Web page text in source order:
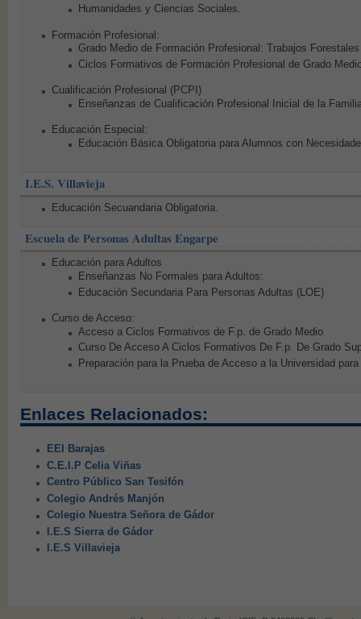
Humanidades y Ciencias Sociales.
Formación Profesional:
Grado Medio de Formación Profesional: Trabajos
Ciclos Formativos de Formación Profesional de Grado
Cualificación Profesional (PCPI)
Enseñanzas de Cualificación Profesional Inicial de la
Educación Especial:
Educación Básica Obligatoria para Alumnos con
I.E.S. Villavieja
Educación Secuandaria Obligatoria.
Escuela de Personas Adultas Engarpe
Educación para Adultos
Enseñanzas No Formales para Adultos:
Educación Secundaria Para Personas Adultas (LOE)
Curso de Acceso:
Acceso a Ciclos Formativos de F.p. de Grado Medio
Curso De Acceso A Ciclos Formativos De F.p. De Grado
Preparación para la Prueba de Acceso a la Universidad
Enlaces Relacionados:
EEI Barajas
C.E.I.P Celia Viñas
Centro Público San Tesifón
Colegio Andrés Manjón
Colegio Nuestra Señora de Gádor
I.E.S Sierra de Gádor
I.E.S Villavieja